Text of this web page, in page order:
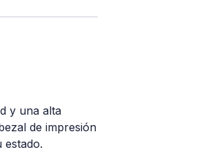
y una alta
de impresión
estado.